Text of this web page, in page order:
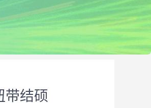
带结硕